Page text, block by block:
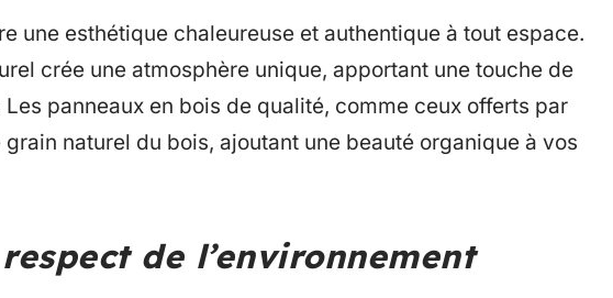
une esthétique chaleureuse et authentique à tout espace.
crée une atmosphère unique, apportant une touche de
panneaux en bois de qualité, comme ceux offerts par
naturel du bois, ajoutant une beauté organique à vos
de l’environnement